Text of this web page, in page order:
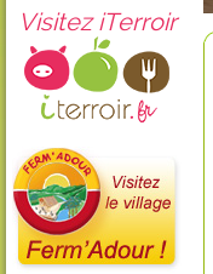
Visitez iTerroir